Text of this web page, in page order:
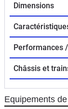
Dimensions
Performances
Châssis et
Equipements